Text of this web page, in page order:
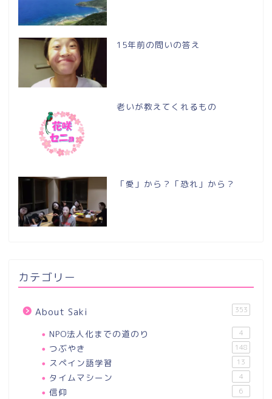
15年前の問いの答え
老いが教えてくれるもの
「愛」から？「恐れ」から？
カテゴリー
About Saki 353
NPO法人化までの道のり 4
つぶやき 148
スペイン語学習 13
タイムマシーン 4
信仰 6